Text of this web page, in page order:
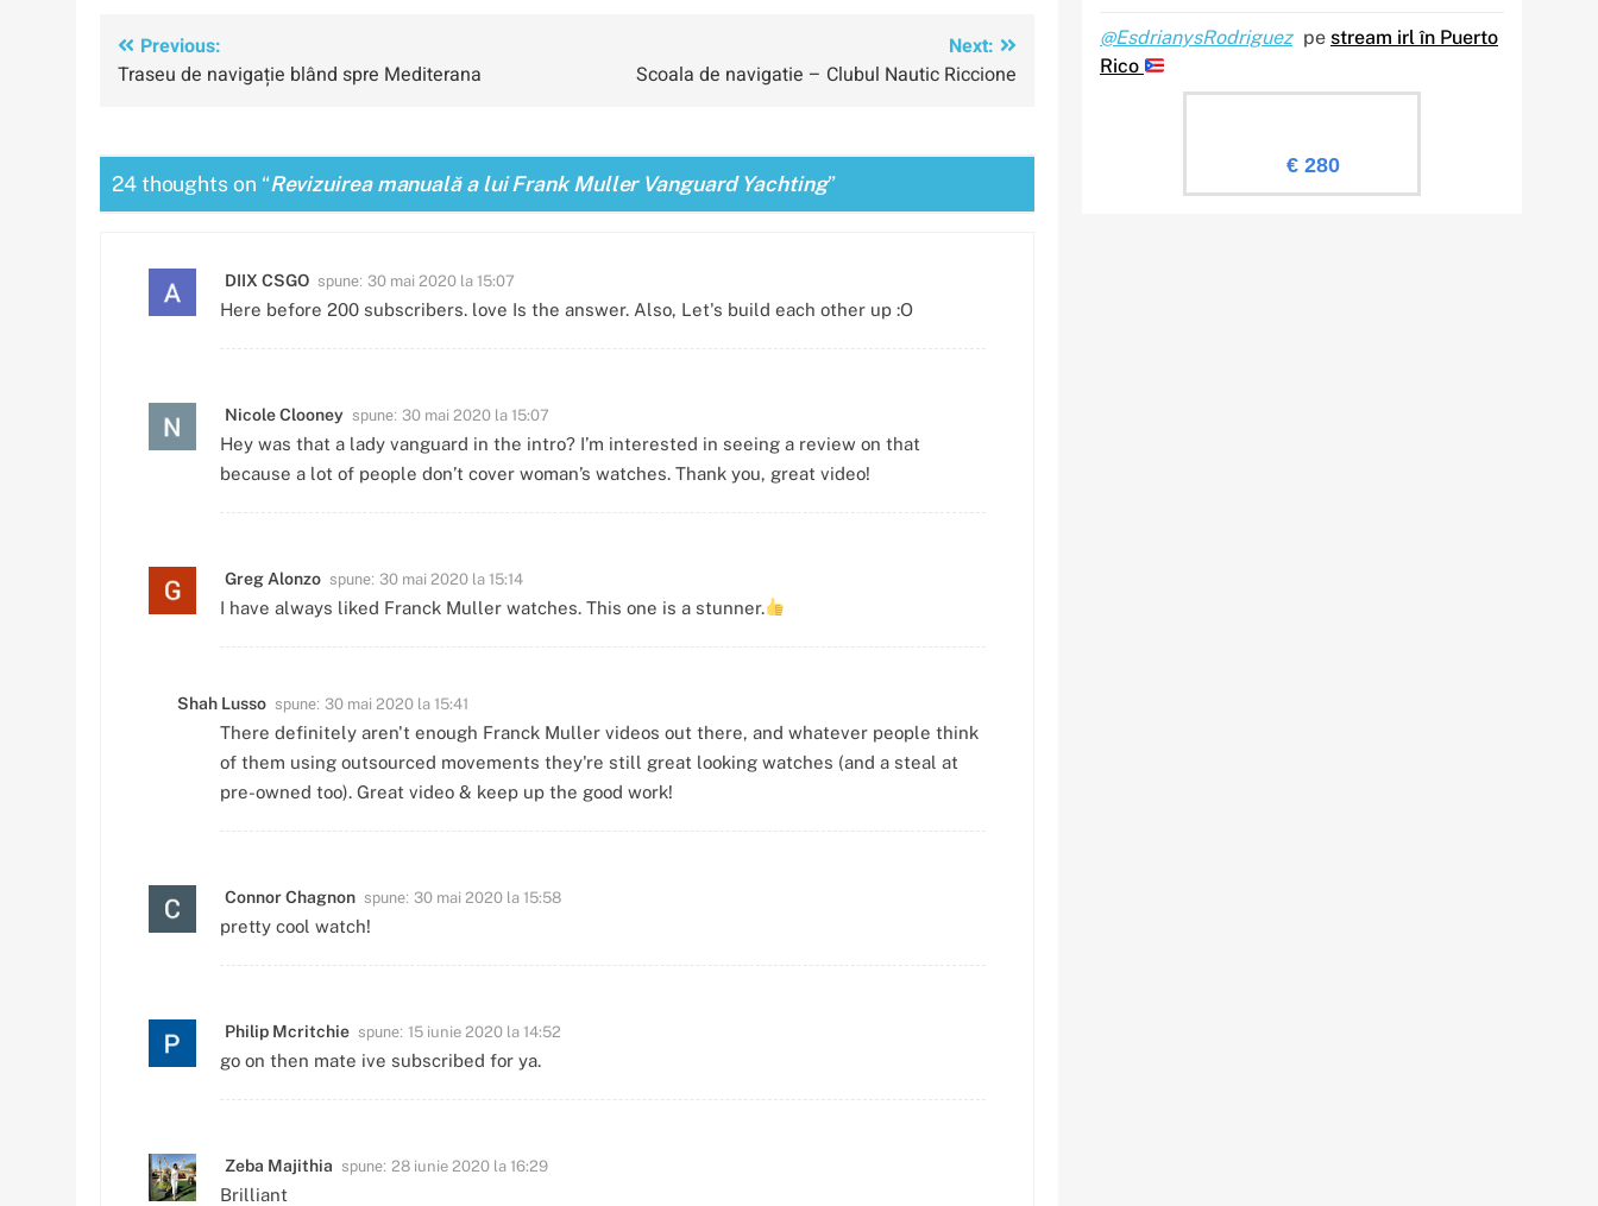
Navigare
în
Previous:
Traseu de navigație blând spre Mediterana
Next:
Scoala de navigatie – Clubul Nautic Riccione
24 thoughts on “Revizuirea manuală a lui Frank Muller Vanguard Yachting”
DIIX CSGO spune: 30 mai 2020 la 15:07
Here before 200 subscribers. love Is the answer. Also, Let's build each other up :O
Nicole Clooney spune: 30 mai 2020 la 15:07
Hey was that a lady vanguard in the intro? I’m interested in seeing a review on that
because a lot of people don’t cover woman’s watches. Thank you, great video!
Greg Alonzo spune: 30 mai 2020 la 15:14
I have always liked Franck Muller watches. This one is a stunner.
Shah Lusso spune: 30 mai 2020 la 15:41
There definitely aren't enough Franck Muller videos out there, and whatever people think
of them using outsourced movements they're still great looking watches (and a steal at
pre-owned too). Great video & keep up the good work!
Connor Chagnon spune: 30 mai 2020 la 15:58
pretty cool watch!
Philip Mcritchie spune: 15 iunie 2020 la 14:52
go on then mate ive subscribed for ya.
Zeba Majithia spune: 28 iunie 2020 la 16:29
Brilliant
@EsdrianysRodriguez pe stream irl în Puerto
Rico
€ 280